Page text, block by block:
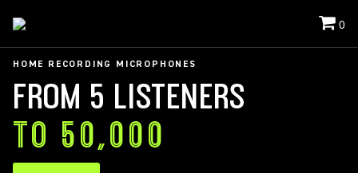
0
HOME RECORDING MICROPHONES
FROM 5 LISTENERS
TO 50,000